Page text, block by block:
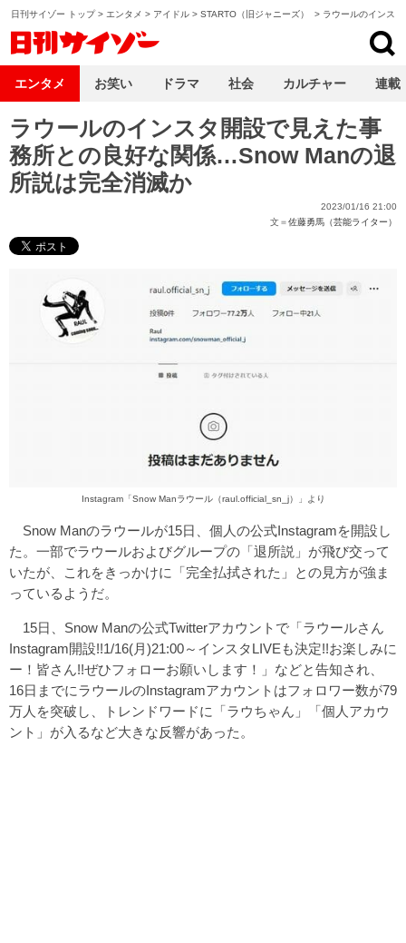
日刊サイゾー トップ> エンタメ > アイドル > STARTO（旧ジャニーズ） > ラウールのインス
ラウールのインスタ開設で見えた事
務所との良好な関係…Snow Manの退
所説は完全消滅か
2023/01/16 21:00
文＝佐藤勇馬（芸能ライター）
Instagram「Snow Manラウール（raul.official_sn_j）」 より
Snow Manのラウールが15日、個人の公式Instagramを開設し
た。一部でラウールおよびグループの「退所説」が飛び交って
いたが、これをきっかけに「完全払拭された」との見方が強ま
っているようだ。
15日、Snow Manの公式Twitterアカウントで「ラウールさん
Instagram開設!!1/16(月)21:00～インスタLIVEも決定!!お楽しみに
ー！皆さん!!ぜひフォローお願いします！」などと告知され、
16日までにラウールのInstagramアカウントはフォロワー数が79
万人を突破し、トレンドワードに「ラウちゃん」「個人アカウ
ント」が入るなど大きな反響があった。
エンタメ お笑い ドラマ 社会 カルチャー 連載